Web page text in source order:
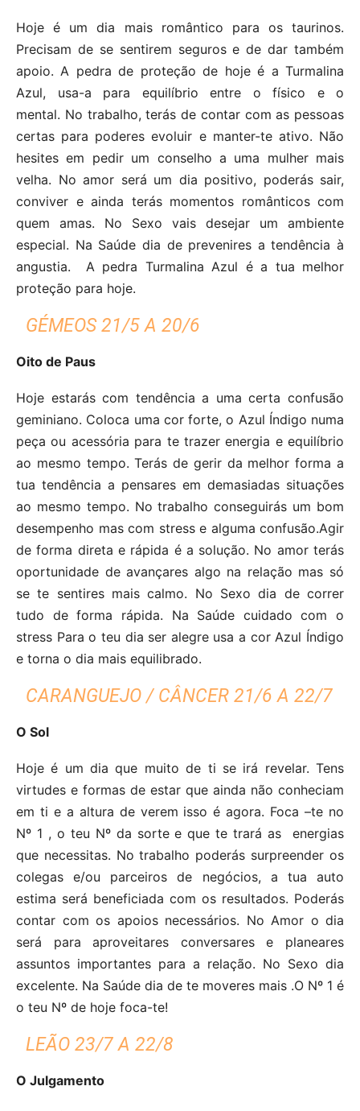
Hoje é um dia mais romântico para os taurinos.
Precisam de se sentirem seguros e de dar também
apoio. A pedra de proteção de hoje é a Turmalina
Azul, usa-a para equilíbrio entre o físico e o
mental. No trabalho, terás de contar com as pessoas
certas para poderes evoluir e manter-te ativo. Não
hesites em pedir um conselho a uma mulher mais
velha. No amor será um dia positivo, poderás sair,
conviver e ainda terás momentos românticos com
quem amas. No Sexo vais desejar um ambiente
especial. Na Saúde dia de prevenires a tendência à
angustia. A pedra Turmalina Azul é a tua melhor
proteção para hoje.
GÉMEOS 21/5 A 20/6
Oito de Paus
Hoje estarás com tendência a uma certa confusão
geminiano. Coloca uma cor forte, o Azul Índigo numa
peça ou acessória para te trazer energia e equilíbrio
ao mesmo tempo. Terás de gerir da melhor forma a
tua tendência a pensares em demasiadas situações
ao mesmo tempo. No trabalho conseguirás um bom
desempenho mas com stress e alguma confusão.Agir
de forma direta e rápida é a solução. No amor terás
oportunidade de avançares algo na relação mas só
se te sentires mais calmo. No Sexo dia de correr
tudo de forma rápida. Na Saúde cuidado com o
stress Para o teu dia ser alegre usa a cor Azul Índigo
e torna o dia mais equilibrado.
CARANGUEJO / CÂNCER 21/6 A 22/7
O Sol
Hoje é um dia que muito de ti se irá revelar. Tens
virtudes e formas de estar que ainda não conheciam
em ti e a altura de verem isso é agora. Foca –te no
Nº 1 , o teu Nº da sorte e que te trará as energias
que necessitas. No trabalho poderás surpreender os
colegas e/ou parceiros de negócios, a tua auto
estima será beneficiada com os resultados. Poderás
contar com os apoios necessários. No Amor o dia
será para aproveitares conversares e planeares
assuntos importantes para a relação. No Sexo dia
excelente. Na Saúde dia de te moveres mais .O Nº 1 é
o teu Nº de hoje foca-te!
LEÃO 23/7 A 22/8
O Julgamento